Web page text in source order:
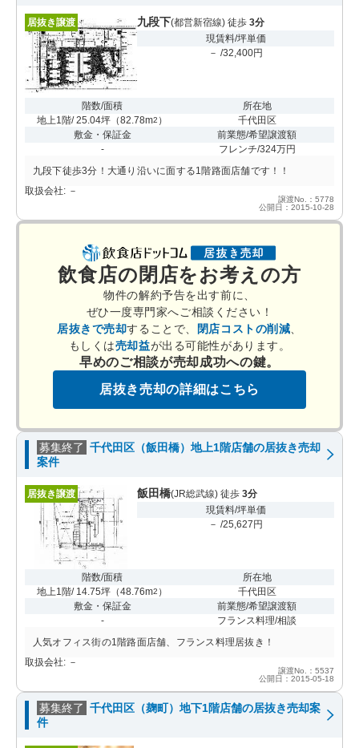
居抜き譲渡 九段下(都営新宿線) 徒歩 3分
現賃料/坪単価
－ /32,400円
階数/面積
地上1階/ 25.04坪 （82.78m2 ）
所在地
千代田区
敷金・保証金
-
前業態/希望譲渡額
フレンチ/324万円
九段下徒歩3分！大通り沿いに面する1階路面店舗です！！
取扱会社: －
譲渡No.：5778
公開日：2015-10-28
飲食店の閉店をお考えの方
物件の解約予告を出す前に、
ぜひ一度専門家へご相談ください！
居抜きで売却することで、 閉店コストの削減
もしくは売却益が出る可能性があります。
早めのご相談が売却成功への鍵。
居抜き売却の詳細はこちら
募集終了 千代田区（飯田橋）地上1階店舗の居抜き売却
案件
居抜き譲渡 飯田橋(JR総武線) 徒歩 3分
現賃料/坪単価
－ /25,627円
階数/面積
地上1階/ 14.75坪 （48.76m2 ）
所在地
千代田区
敷金・保証金
-
前業態/希望譲渡額
フランス料理/相談
人気オフィス街の1階路面店舗、フランス料理居抜き！
取扱会社: －
譲渡No.：5537
公開日：2015-05-18
募集終了 千代田区（麹町）地下1階店舗の居抜き売却案
件